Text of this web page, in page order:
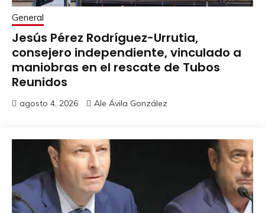
General
Jesús Pérez Rodríguez-Urrutia,
consejero independiente, vinculado a
maniobras en el rescate de Tubos
Reunidos
agosto 4, 2026 Ale Ávila González